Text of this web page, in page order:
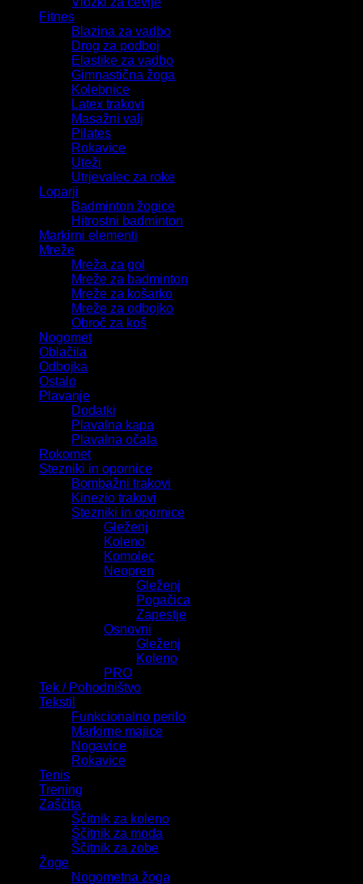
Fitnes
Blazina za vadbo
Drog za podboj
Elastike za vadbo
Gimnastična žoga
Kolebnice
Latex trakovi
Masažni valj
Pilates
Rokavice
Uteži
Utrjevalec za roke
Loparji
Badminton žogice
Hitrostni badminton
Markirni elementi
Mreže
Mreža za gol
Mreže za badminton
Mreže za košarko
Mreže za odbojko
Obroč za koš
Nogomet
Oblačila
Odbojka
Ostalo
Plavanje
Dodatki
Plavalna kapa
Plavalna očala
Rokomet
Stezniki in opornice
Bombažni trakovi
Kinezio trakovi
Stezniki in opornice
Gleženj
Koleno
Komolec
Neopren
Gleženj
Pogačica
Zapestje
Osnovni
Gleženj
Koleno
PRO
Tek / Pohodništvo
Tekstil
Funkcionalno perilo
Markirne majice
Nogavice
Rokavice
Tenis
Trening
Zaščita
Ščitnik za koleno
Ščitnik za moda
Ščitnik za zobe
Žoge
Nogometna žoga